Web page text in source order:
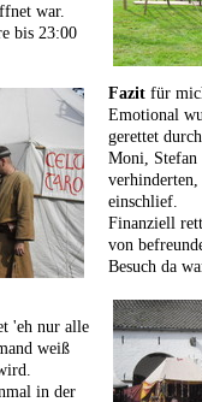
war.
bis 23:00
Fazit für
Emotional
gerettet
Moni,
einschlief.
Finanziell
von
Besuch da
'eh nur alle
weiß
in der